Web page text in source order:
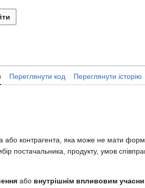
Переглянути код Переглянути історію
або контрагента, яка може не мати
постачальника, продукту, умов
або внутрішнім впливовим